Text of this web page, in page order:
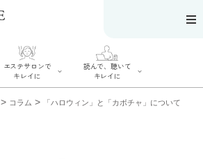
エステサロンで
キレイに
読んで、聴いて
キレイに
> コラム > 「ハロウィン」と「カボチャ」について